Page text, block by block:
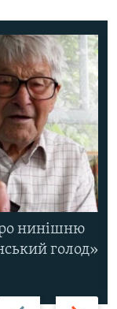
Вперед
нинішню
голод»